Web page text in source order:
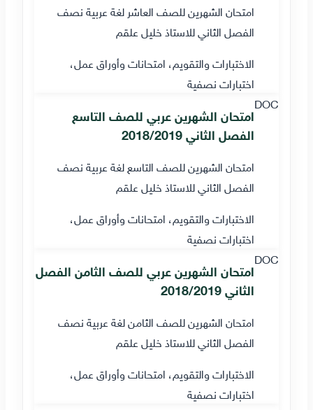
امتحان الشهرين للصف العاشر لغة عربية نصف
الفصل الثاني للاستاذ خليل علقم
الاختبارات والتقويم، امتحانات وأوراق عمل،
اختبارات نصفية
DOC
امتحان الشهرين عربي للصف التاسع
الفصل الثاني 2018/2019
امتحان الشهرين للصف التاسع لغة عربية نصف
الفصل الثاني للاستاذ خليل علقم
الاختبارات والتقويم، امتحانات وأوراق عمل،
اختبارات نصفية
DOC
امتحان الشهرين عربي للصف الثامن الفصل
الثاني 2018/2019
امتحان الشهرين للصف الثامن لغة عربية نصف
الفصل الثاني للاستاذ خليل علقم
الاختبارات والتقويم، امتحانات وأوراق عمل،
اختبارات نصفية